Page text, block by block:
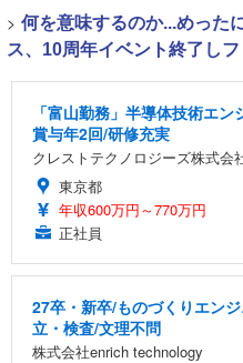
> 何を意味するのか...めった
ス、10周年イベント終了し
「富山勤務」半導体技術エ
賞与年2回/研修充実
クレストテクノロジーズ株式会
東京都
年収600万円～770万円
正社員
27卒・新卒/ものづくりエン
立・検査/文理不問
株式会社enrich technology